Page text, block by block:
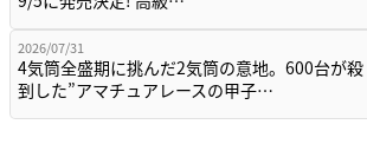
2026/07/31
4気筒全盛期に挑んだ2気筒の意地。600台が殺
到した”アマチュアレースの甲子…